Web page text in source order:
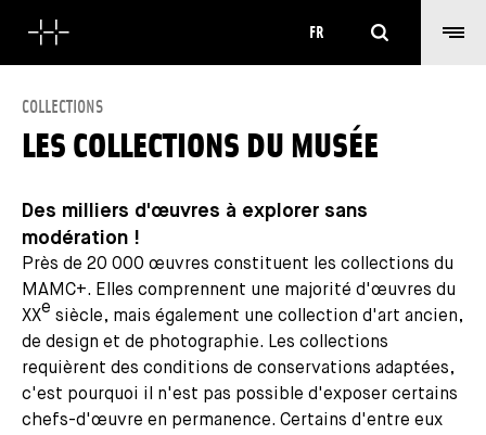
Rechercher
FR
COLLECTIONS
LES COLLECTIONS DU MUSÉE
Des milliers d'œuvres à explorer sans
modération !
Près de 20 000 œuvres constituent les collections du
MAMC+. Elles comprennent une majorité d'œuvres du
XXe siècle, mais également une collection d'art ancien,
de design et de photographie. Les collections
requièrent des conditions de conservations adaptées,
c'est pourquoi il n'est pas possible d'exposer certains
chefs-d'œuvre en permanence. Certains d'entre eux